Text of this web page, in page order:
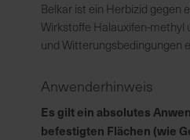
Belkar ist ein Herbizid
Wirkstoffe Halauxifen-methyl
und Witterungsbedingungen
Anwenderhinweis
Es gilt ein absolutes
befestigten Flächen (wie